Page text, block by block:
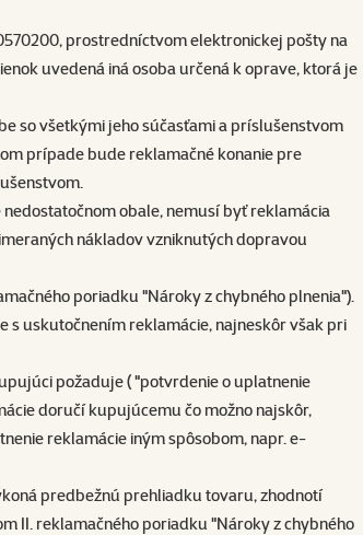
prostredníctvom elektronickej pošty na
uvedená iná osoba určená k oprave, ktorá je
so všetkými jeho súčasťami a príslušenstvom
prípade bude reklamačné konanie pre
obale, nemusí byť reklamácia
nákladov vzniknutých dopravou
poriadku "Nároky z chybného plnenia").
uskutočnením reklamácie, najneskôr však pri
požaduje ( "potvrdenie o uplatnenie
doručí kupujúcemu čo možno najskôr,
reklamácie iným spôsobom, napr. e-
predbežnú prehliadku tovaru, zhodnotí
II. reklamačného poriadku "Nároky z chybného